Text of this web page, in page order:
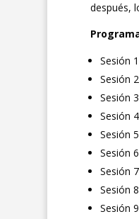
después,
Sesión
Sesión
Sesión
Sesión
Sesión
Sesión
Sesión
Sesión
Sesión